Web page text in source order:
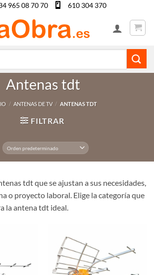
965 08 70 70 610 304 370
Antenas tdt
/ ANTENAS DE TV / ANTENAS TDT
FILTRAR
tdt que se ajustan a sus necesidades,
o proyecto laboral. Elige la categoría que
la antena tdt ideal.